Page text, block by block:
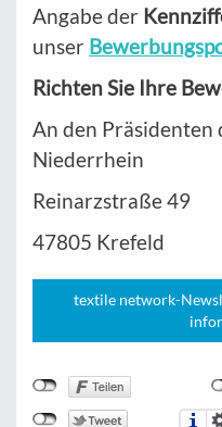
Angabe der
unser
Richten Sie Ihre
An den Präsidenten
Niederrhein
Reinarzstraße 49
47805 Krefeld
textile network-